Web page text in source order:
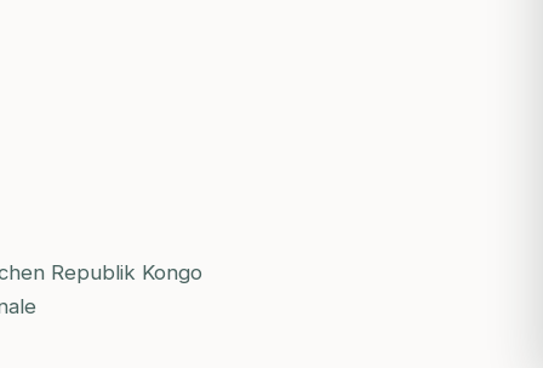
Republik Kongo